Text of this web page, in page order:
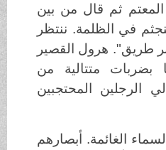
ثم قال من بين
في الظلمة. ننتظر
طريق". هرول القصير
متتالية من
المحتجبين
الغائمة. أبصارهم